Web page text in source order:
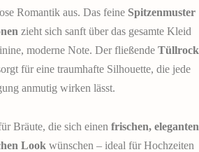
Romantik aus. Das feine Spitzenmuster
zieht sich sanft über das gesamte Kleid
moderne Note. Der fließende Tüllrock
für eine traumhafte Silhouette, die jede
anmutig wirken lässt.
Bräute, die sich einen frischen, eleganten
Look wünschen – ideal für Hochzeiten